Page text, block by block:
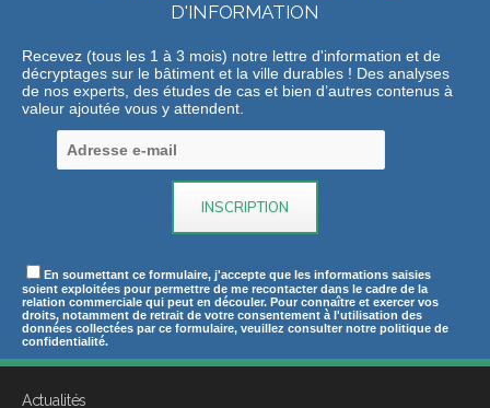
D'INFORMATION
Recevez (tous les 1 à 3 mois) notre lettre d'information et de
décryptages sur le bâtiment et la ville durables ! Des analyses
de nos experts, des études de cas et bien d’autres contenus à
valeur ajoutée vous y attendent.
En soumettant ce formulaire, j'accepte que les informations saisies
soient exploitées pour permettre de me recontacter dans le cadre de la
relation commerciale qui peut en découler. Pour connaître et exercer vos
droits, notamment de retrait de votre consentement à l'utilisation des
données collectées par ce formulaire, veuillez consulter notre politique de
confidentialité.
Actualités